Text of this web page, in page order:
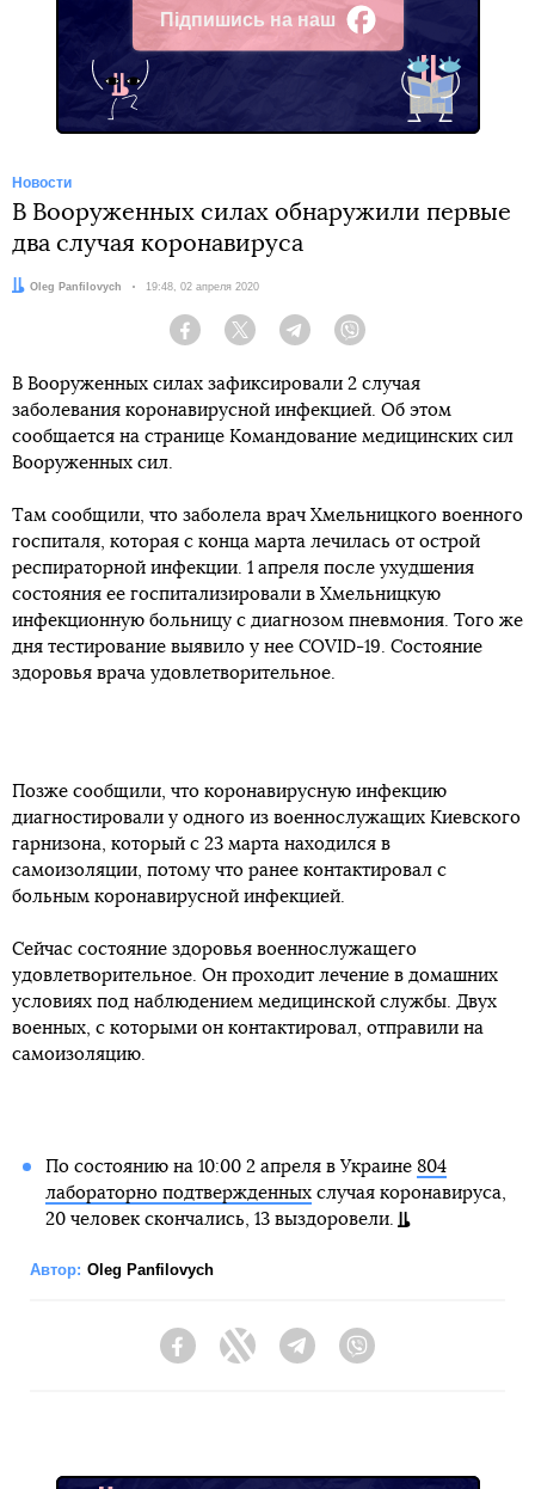
Підпишись на наш
Facebook
Новости
В Вооруженных силах обнаружили первые
два случая коронавируса
Автор:
Oleg Panfilovych Дата:
19:48, 02 апреля 2020
Facebook Twitter Telegram
В Вооруженных силах зафиксировали 2 случая
заболевания коронавирусной инфекцией. Об этом
сообщается на странице Командование медицинских сил
Вооруженных сил.
Там сообщили, что заболела врач Хмельницкого военного
госпиталя, которая с конца марта лечилась от острой
респираторной инфекции. 1 апреля после ухудшения
состояния ее госпитализировали в Хмельницкую
инфекционную больницу с диагнозом пневмония. Того же
дня тестирование выявило у нее COVID-19. Состояние
здоровья врача удовлетворительное.
Позже сообщили, что коронавирусную инфекцию
диагностировали у одного из военнослужащих Киевского
гарнизона, который с 23 марта находился в
самоизоляции, потому что ранее контактировал с
больным коронавирусной инфекцией.
Сейчас состояние здоровья военнослужащего
удовлетворительное. Он проходит лечение в домашних
условиях под наблюдением медицинской службы. Двух
военных, с которыми он контактировал, отправили на
самоизоляцию.
По состоянию на 10:00 2 апреля в Украине 804
лабораторно подтвержденныхслучая коронавируса,
20 человек скончались, 13 выздоровели.
Автор: Oleg Panfilovych
FacebookTwitter Telegram